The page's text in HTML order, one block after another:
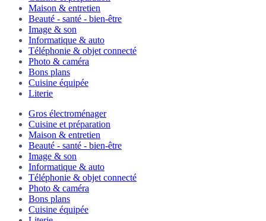
Maison & entretien
Beauté - santé - bien-être
Image & son
Informatique & auto
Téléphonie & objet connecté
Photo & caméra
Bons plans
Cuisine équipée
Literie
Gros électroménager
Cuisine et préparation
Maison & entretien
Beauté - santé - bien-être
Image & son
Informatique & auto
Téléphonie & objet connecté
Photo & caméra
Bons plans
Cuisine équipée